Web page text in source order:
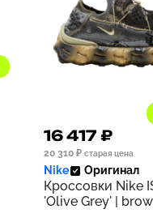
16 417 ₽
20 310 ₽ старая цена
Nike Оригинал
Кроссовки Nike
'Olive Grey' |